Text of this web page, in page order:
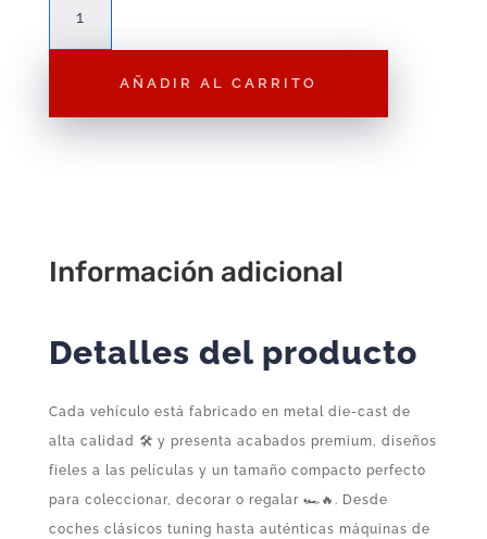
Mini
Serie
unidades)
AÑADIR AL CARRITO
Información adicional
Detalles del producto
Cada vehículo está fabricado en metal die-cast de
alta calidad 🛠️ y presenta acabados premium, diseños
fieles a las películas y un tamaño compacto perfecto
para coleccionar, decorar o regalar 🏎️🔥. Desde
coches clásicos tuning hasta auténticas máquinas de